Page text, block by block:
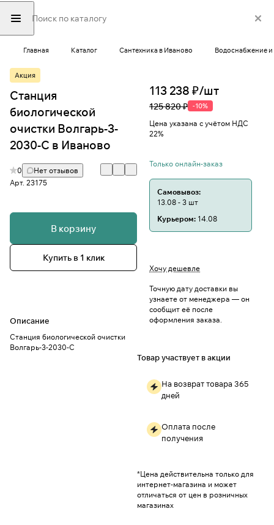
Главная Каталог Сантехника в Иваново Водоснабжение
Акция
Станция
биологической
очистки Волгарь-3-
2030-С в Иваново
0
Нет отзывов
Арт. 23175
В корзину
Купить в 1 клик
Описание
Станция биологической очистки
Волгарь-3-2030-С
113 238 ₽/шт
125 820 ₽ -10%
Цена указана с учётом НДС
22%
Только онлайн-заказ
Самовывоз:
13.08 - 3 шт
Курьером: 14.08
Хочу дешевле
Точную дату доставки вы
узнаете от менеджера — он
сообщит её после
оформления заказа.
Товар участвует в акции
На возврат товара 365
дней
Оплата после
получения
*Цена действительна только для
интернет-магазина и может
отличаться от цен в розничных
магазинах